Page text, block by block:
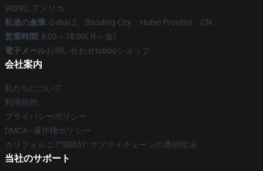
90292, アメリカ
私達の倉庫: Gebai 2、Baoding City、Hubei Provënz、CN
営業時間: 9:00～18:00(月～金)
電子メールお問い合わせtubboショップ
会社案内
私たちについて
利用規約
プライバシーポリシー
DMCA - 著作権ポリシー
カリフォルニアSB657: サプライチェーンの透明性法
当社のサポート